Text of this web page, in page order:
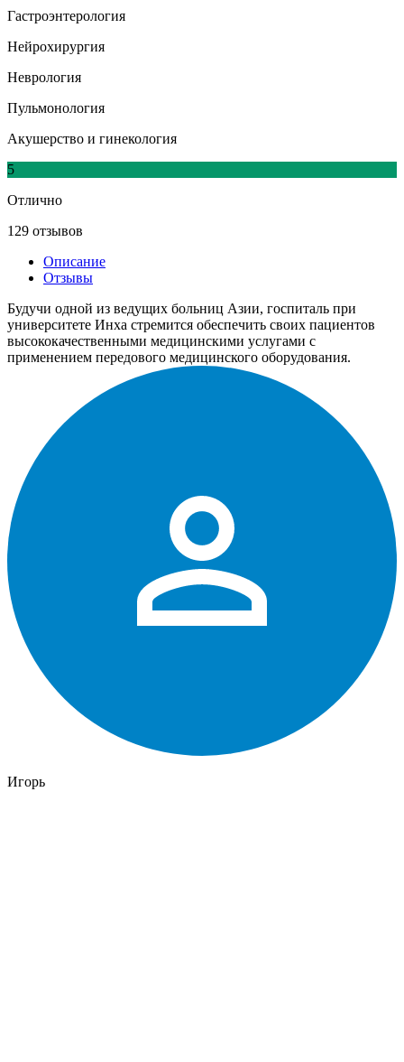
Гастроэнтерология
Нейрохирургия
Неврология
Пульмонология
Акушерство и гинекология
5
Отлично
129 отзывов
Описание
Отзывы
Будучи одной из ведущих больниц Азии, госпиталь при
университете Инха стремится обеспечить своих пациентов
высококачественными медицинскими услугами с
применением передового медицинского оборудования.
Игорь